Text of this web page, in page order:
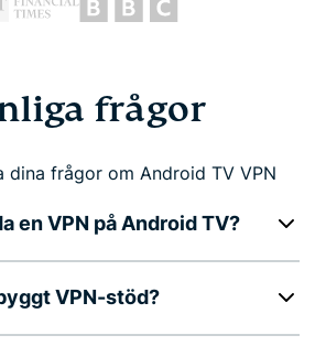
frågor
dina frågor om Android TV VPN
en VPN på Android TV?
VPN-stöd?